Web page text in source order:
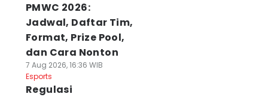
PMWC 2026:
Jadwal, Daftar Tim,
Format, Prize Pool,
dan Cara Nonton
7 Aug 2026, 16:36 WIB
Esports
Regulasi